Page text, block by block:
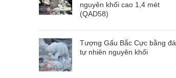
nguyên khối cao 1,4 mét
(QAD58)
Tượng Gấu Bắc Cực bằng đá
tự nhiên nguyên khối